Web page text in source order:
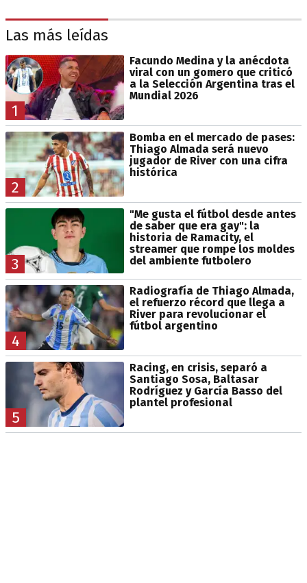
Las más leídas
1
Facundo Medina y la anécdota
viral con un gomero que criticó
a la Selección Argentina tras el
Mundial 2026
2
Bomba en el mercado de pases:
Thiago Almada será nuevo
jugador de River con una cifra
histórica
3
"Me gusta el fútbol desde antes
de saber que era gay": la
historia de Ramacity, el
streamer que rompe los moldes
del ambiente futbolero
4
Radiografía de Thiago Almada,
el refuerzo récord que llega a
River para revolucionar el
fútbol argentino
5
Racing, en crisis, separó a
Santiago Sosa, Baltasar
Rodríguez y García Basso del
plantel profesional